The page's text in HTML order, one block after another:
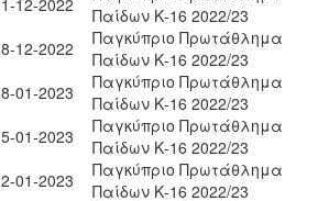
Παίδων Κ-16 2022/23
12-2022
Παγκύπριο Πρωτάθλημα
Παίδων Κ-16 2022/23
01-2023
Παγκύπριο Πρωτάθλημα
Παίδων Κ-16 2022/23
01-2023
Παγκύπριο Πρωτάθλημα
Παίδων Κ-16 2022/23
01-2023
Παγκύπριο Πρωτάθλημα
Παίδων Κ-16 2022/23